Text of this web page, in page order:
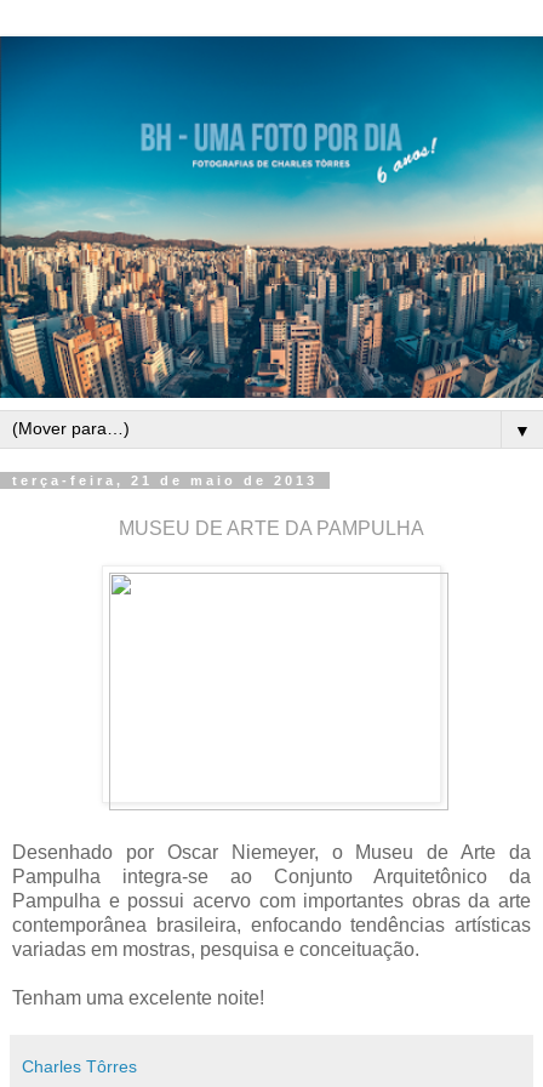
▼
terça-feira, 21 de maio de 2013
MUSEU DE ARTE DA PAMPULHA
Desenhado por Oscar Niemeyer, o Museu de Arte da
Pampulha integra-se ao Conjunto Arquitetônico da
Pampulha e possui acervo com importantes obras da arte
contemporânea brasileira, enfocando tendências artísticas
variadas em mostras, pesquisa e conceituação.
Tenham uma excelente noite!
Charles Tôrres